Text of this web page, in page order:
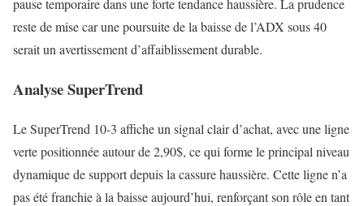
pause temporaire dans une forte tendance haussière. La prudence
reste de mise car une poursuite de la baisse de l’ADX sous 40
serait un avertissement d’affaiblissement durable.
Analyse SuperTrend
Le SuperTrend 10-3 affiche un signal clair d’achat, avec une ligne
verte positionnée autour de 2,90$, ce qui forme le principal niveau
dynamique de support depuis la cassure haussière. Cette ligne n’a
pas été franchie à la baisse aujourd’hui, renforçant son rôle en tant